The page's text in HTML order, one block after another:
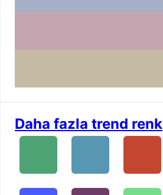
Daha fazla trend renk